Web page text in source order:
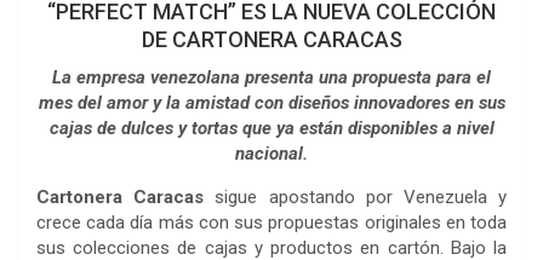
“PERFECT MATCH” ES LA NUEVA COLECCIÓN
DE CARTONERA CARACAS
La empresa venezolana presenta una propuesta para el
mes del amor y la amistad con diseños innovadores en sus
cajas de dulces y tortas que ya están disponibles a nivel
nacional.
Cartonera Caracas sigue apostando por Venezuela y
crece cada día más con sus propuestas originales en toda
sus colecciones de cajas y productos en cartón. Bajo la